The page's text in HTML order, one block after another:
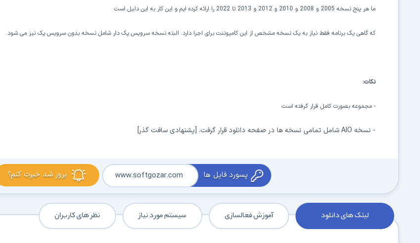
ما هر پنج نسخه 2005 و 2008 و 2010 و 2012 و 2013 تا 2022 را ارائه کرده ایم و این کار به این دلیل است
که گاهی یک برنامه فقط نیاز به یک نسخه مشخص از این کامپوننت برای اجرا دارد. البته نسخه سرویس پک دار شامل نسخه بدون سرویس پک نیز می شود.
نکات:
- مجموعه بصورت کامل قرار گرفته است
- نسخه AIO شامل تمامی نسخه ها در صفحه دانلود قرار گرفت. [پشنهادی سافت گذر]
بروز شد خبرت کنم؟ پسورد فایل ها www.softgozar.com
لینک های دانلود آموزش فعالسازی سیستم مورد نیاز نظر های کاربران